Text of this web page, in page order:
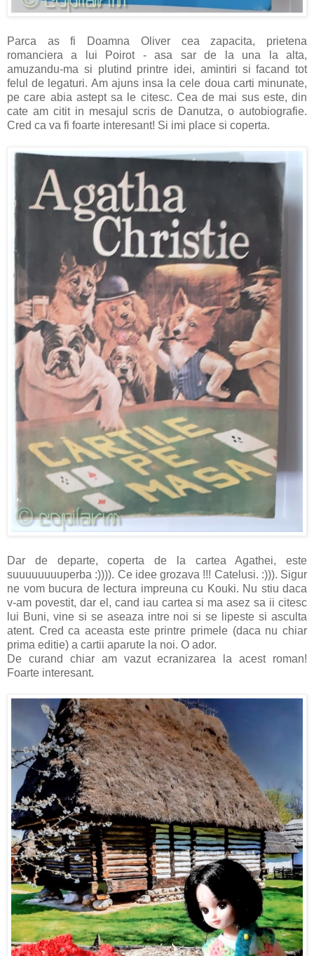
Parca as fi Doamna Oliver cea zapacita, prietena
romanciera a lui Poirot - asa sar de la una la alta,
amuzandu-ma si plutind printre idei, amintiri si facand tot
felul de legaturi. Am ajuns insa la cele doua carti minunate,
pe care abia astept sa le citesc. Cea de mai sus este, din
cate am citit in mesajul scris de Danutza, o autobiografie.
Cred ca va fi foarte interesant! Si imi place si coperta.
Dar de departe, coperta de la cartea Agathei, este
suuuuuuuuperba :)))). Ce idee grozava !!! Catelusi. :))). Sigur
ne vom bucura de lectura impreuna cu Kouki. Nu stiu daca
v-am povestit, dar el, cand iau cartea si ma asez sa ii citesc
lui Buni, vine si se aseaza intre noi si se lipeste si asculta
atent. Cred ca aceasta este printre primele (daca nu chiar
prima editie) a cartii aparute la noi. O ador.
De curand chiar am vazut ecranizarea la acest roman!
Foarte interesant.